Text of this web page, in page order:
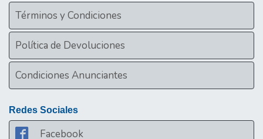
Términos y Condiciones
Política de Devoluciones
Condiciones Anunciantes
Redes Sociales
Facebook